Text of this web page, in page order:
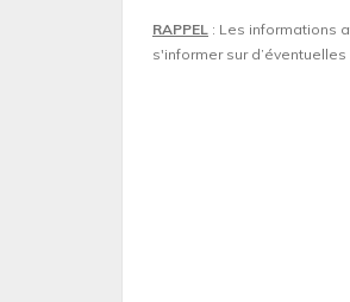
RAPPEL : Les informations
s'informer sur